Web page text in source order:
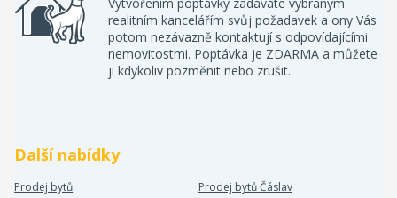
realitním kancelářím svůj požadavek a ony Vás
potom nezávazně kontaktují s odpovídajícími
nemovitostmi. Poptávka je ZDARMA a můžete
ji kdykoliv pozměnit nebo zrušit.
Další nabídky
Prodej bytů
Prodej bytů Čáslav